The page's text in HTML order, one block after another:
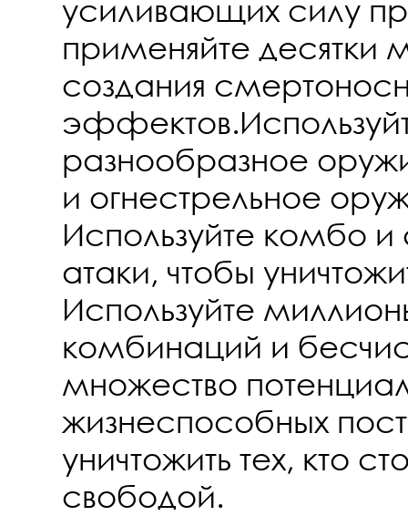
усиливающих силу
применяйте десятки
создания
разнообразное
и огнестрельное
Используйте комбо
атаки, чтобы
Используйте
комбинаций и
множество
жизнеспособных
уничтожить тех, кто
свободой.